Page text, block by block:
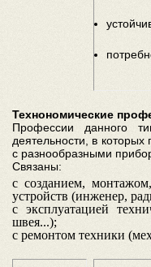
Технономические
Профессии данного
деятельности, в которых
с разнообразными
Связаны:
с созданием,
устройств (инженер,
с эксплуатацией
швея...);
с ремонтом техники